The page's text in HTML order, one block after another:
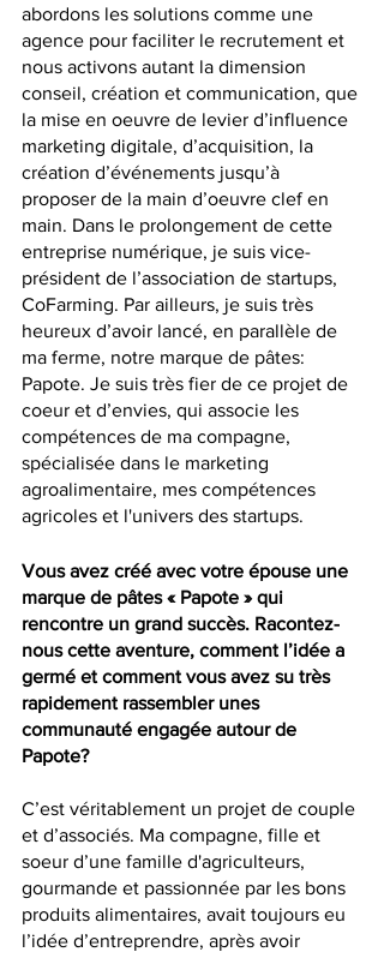
abordons les solutions comme une
agence pour faciliter le recrutement et
nous activons autant la dimension
conseil, création et communication, que
la mise en oeuvre de levier d’influence
marketing digitale, d’acquisition, la
création d’événements jusqu’à
proposer de la main d’oeuvre clef en
main. Dans le prolongement de cette
entreprise numérique, je suis vice-
président de l’association de startups,
CoFarming. Par ailleurs, je suis très
heureux d’avoir lancé, en parallèle de
ma ferme, notre marque de pâtes:
Papote. Je suis très fier de ce projet de
coeur et d’envies, qui associe les
compétences de ma compagne,
spécialisée dans le marketing
agroalimentaire, mes compétences
agricoles et l'univers des startups.
Vous avez créé avec votre épouse une
marque de pâtes « Papote » qui
rencontre un grand succès. Racontez-
nous cette aventure, comment l’idée a
germé et comment vous avez su très
rapidement rassembler unes
communauté engagée autour de
Papote?
C’est véritablement un projet de couple
et d’associés. Ma compagne, fille et
soeur d’une famille d'agriculteurs,
gourmande et passionnée par les bons
produits alimentaires, avait toujours eu
l’idée d’entreprendre, après avoir